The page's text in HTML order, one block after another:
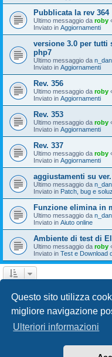
Questo sito utilizza
migliore navigazione
Ulteriori informazioni
Pubblicata la rev 364
Ultimo messaggio da roby
Inviato in Aggiornamenti
versione 3.0 per tutti
php7
Ultimo messaggio da
Inviato in Aggiornamenti
Rev. 356
Ultimo messaggio da roby
Inviato in Aggiornamenti
Rev. 353
Ultimo messaggio da roby
Inviato in Aggiornamenti
Rev. 337
Ultimo messaggio da roby
Inviato in Aggiornamenti
aggiustamenti su
Ultimo messaggio da
Inviato in Patch, bug e
Funzione elimina in
Ultimo messaggio da
Inviato in Aiuto online
Ambiente di test di
Ultimo messaggio da roby
Inviato in Test e Download